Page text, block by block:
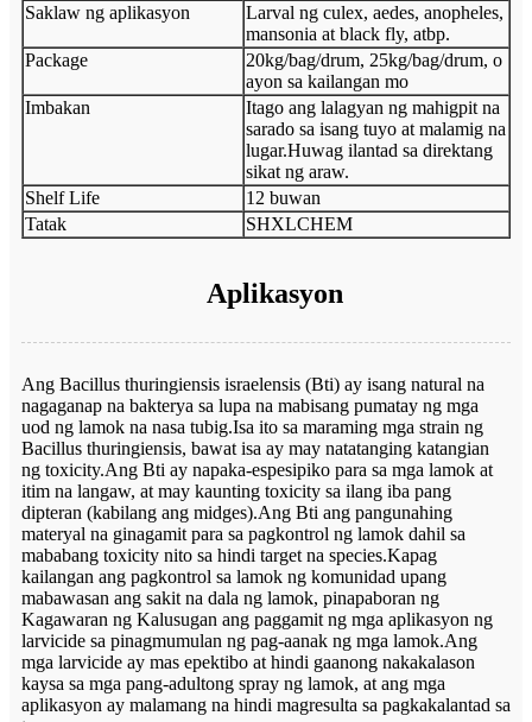
Saklaw ng aplikasyon
Larval ng culex, aedes, anopheles,
mansonia at black fly, atbp.
Package
20kg/bag/drum, 25kg/bag/drum, o
ayon sa kailangan mo
Imbakan
Itago ang lalagyan ng mahigpit na
sarado sa isang tuyo at malamig na
lugar.Huwag ilantad sa direktang
sikat ng araw.
Shelf Life
12 buwan
Tatak
SHXLCHEM
Aplikasyon
Ang Bacillus thuringiensis israelensis (Bti) ay isang natural na
nagaganap na bakterya sa lupa na mabisang pumatay ng mga
uod ng lamok na nasa tubig.Isa ito sa maraming mga strain ng
Bacillus thuringiensis, bawat isa ay may natatanging katangian
ng toxicity.Ang Bti ay napaka-espesipiko para sa mga lamok at
itim na langaw, at may kaunting toxicity sa ilang iba pang
dipteran (kabilang ang midges).Ang Bti ang pangunahing
materyal na ginagamit para sa pagkontrol ng lamok dahil sa
mababang toxicity nito sa hindi target na species.Kapag
kailangan ang pagkontrol sa lamok ng komunidad upang
mabawasan ang sakit na dala ng lamok, pinapaboran ng
Kagawaran ng Kalusugan ang paggamit ng mga aplikasyon ng
larvicide sa pinagmumulan ng pag-aanak ng mga lamok.Ang
mga larvicide ay mas epektibo at hindi gaanong nakakalason
kaysa sa mga pang-adultong spray ng lamok, at ang mga
aplikasyon ay malamang na hindi magresulta sa pagkakalantad sa